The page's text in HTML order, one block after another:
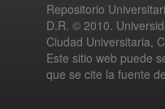
Repositorio
D.R. © 2010.
Ciudad Universitaria,
Este sitio web puede
que se cite la fuente